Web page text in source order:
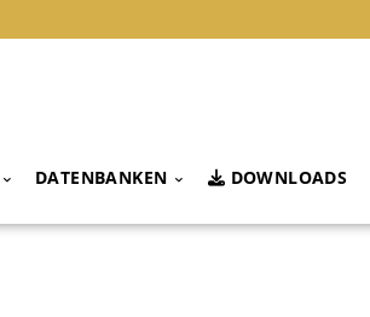
DATENBANKEN DOWNLOADS